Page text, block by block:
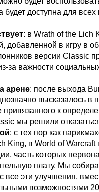
будет доступна для
: в Wrath of the Lich
добавленной в игру в
версии Classic
за важности
арене: после выхода
высказалось в
привязанного к
мы решили
: с тех пор как
King, в World of
часть которых
плату. Мы
все эти улучшения,
возможностями